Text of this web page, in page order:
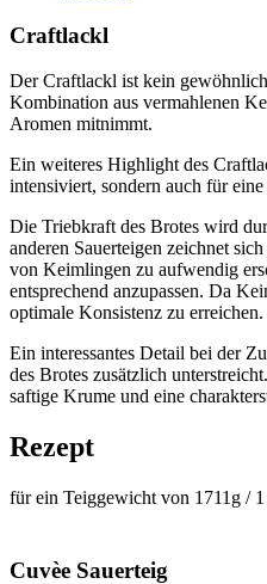
Craftlackl
Der Craftlackl ist kein
Kombination aus vermahlenen
Aromen mitnimmt.
Ein weiteres Highlight des
intensiviert, sondern auch für
Die Triebkraft des Brotes wird
anderen Sauerteigen zeichnet
von Keimlingen zu aufwendig
entsprechend anzupassen. Da
optimale Konsistenz zu erreichen.
Ein interessantes Detail bei der
des Brotes zusätzlich
saftige Krume und eine
Rezept
für ein Teiggewicht von 1711g /
Cuvèe Sauerteig